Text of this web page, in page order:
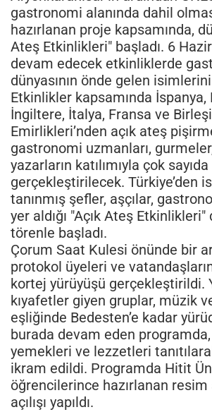
gastronomi alanında dahil
hazırlanan proje kapsamında,
Ateş Etkinlikleri" başladı. 6
devam edecek etkinliklerde
dünyasının önde gelen
Etkinlikler kapsamında İspanya,
İngiltere, İtalya, Fransa ve
Emirlikleri’nden açık ateş
gastronomi uzmanları,
yazarların katılımıyla çok
gerçekleştirilecek. Türkiye’den
tanınmış şefler, aşçılar,
yer aldığı "Açık Ateş
törenle başladı.
Çorum Saat Kulesi önünde bir
protokol üyeleri ve vatandaşların
kortej yürüyüşü gerçekleştirildi.
kıyafetler giyen gruplar, müzik
eşliğinde Bedesten’e kadar
burada devam eden
yemekleri ve lezzetleri
ikram edildi. Programda Hitit
öğrencilerince hazırlanan
açılışı yapıldı.